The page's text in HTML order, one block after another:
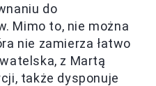
do
Mimo to, nie można
nie zamierza łatwo
z Martą
także dysponuje